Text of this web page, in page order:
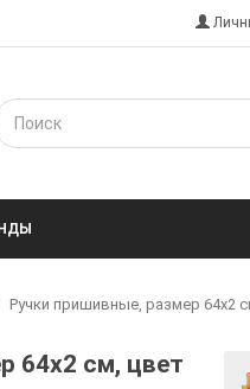
Ручки пришивные, размер 64х2
64х2 см, цвет